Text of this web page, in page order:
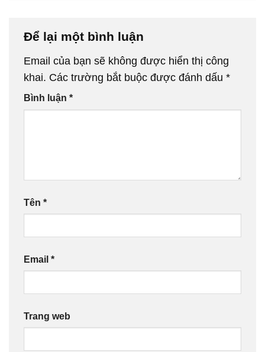
Để lại một bình luận
Email của bạn sẽ không được hiển thị công
khai. Các trường bắt buộc được đánh dấu *
Bình luận *
Tên *
Email *
Trang web